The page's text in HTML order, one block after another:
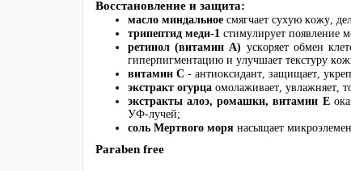
Восстановление и защита:
масло миндальное смягчает сухую кожу,
трипептид меди-1 стимулирует появление
ретинол (витамин А) ускоряет обмен
гиперпигментацию и улучшает текстуру
витамин С - антиоксидант, защищает,
экстракт огурца омолаживает, увлажняет,
экстракты алоэ, ромашки, витамин Е
УФ-лучей;
соль Мертвого моря насыщает
Paraben free